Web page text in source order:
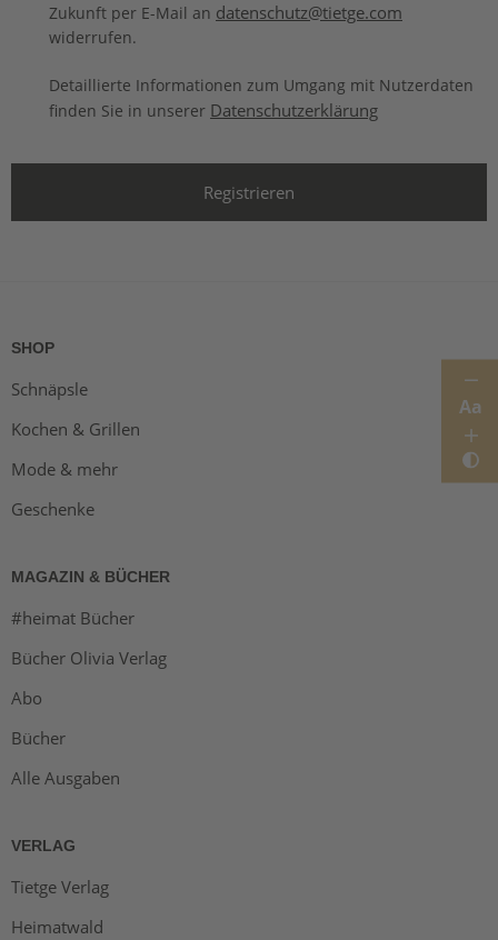
Aa
Zukunft per E-Mail an datenschutz@tietge.com
widerrufen.
Detaillierte Informationen zum Umgang mit Nutzerdaten
finden Sie in unserer Datenschutzerklärung
SHOP
Schnäpsle
Kochen & Grillen
Mode & mehr
Geschenke
MAGAZIN & BÜCHER
#heimat Bücher
Bücher Olivia Verlag
Abo
Bücher
Alle Ausgaben
VERLAG
Tietge Verlag
Heimatwald